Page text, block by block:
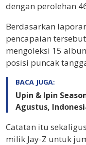
dengan perolehan
Berdasarkan
pencapaian
mengoleksi 15
posisi puncak
BACA JUGA:
Upin & Ipin
Agustus,
Catatan itu
milik Jay-Z untuk